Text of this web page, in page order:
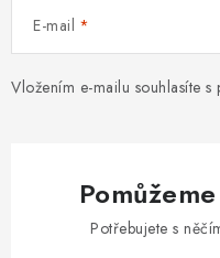
E-mail
Vložením e-mailu souhlasíte s
Potřebujete s